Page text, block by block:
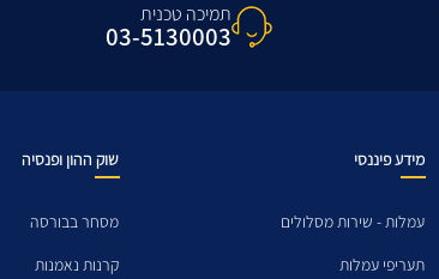
תמיכה טכנית
03-5130003
מידע פיננסי
עמלות - שירות מסלולים
תעריפי עמלות
שוק ההון ופנסיה
מסחר בבורסה
קרנות נאמנות